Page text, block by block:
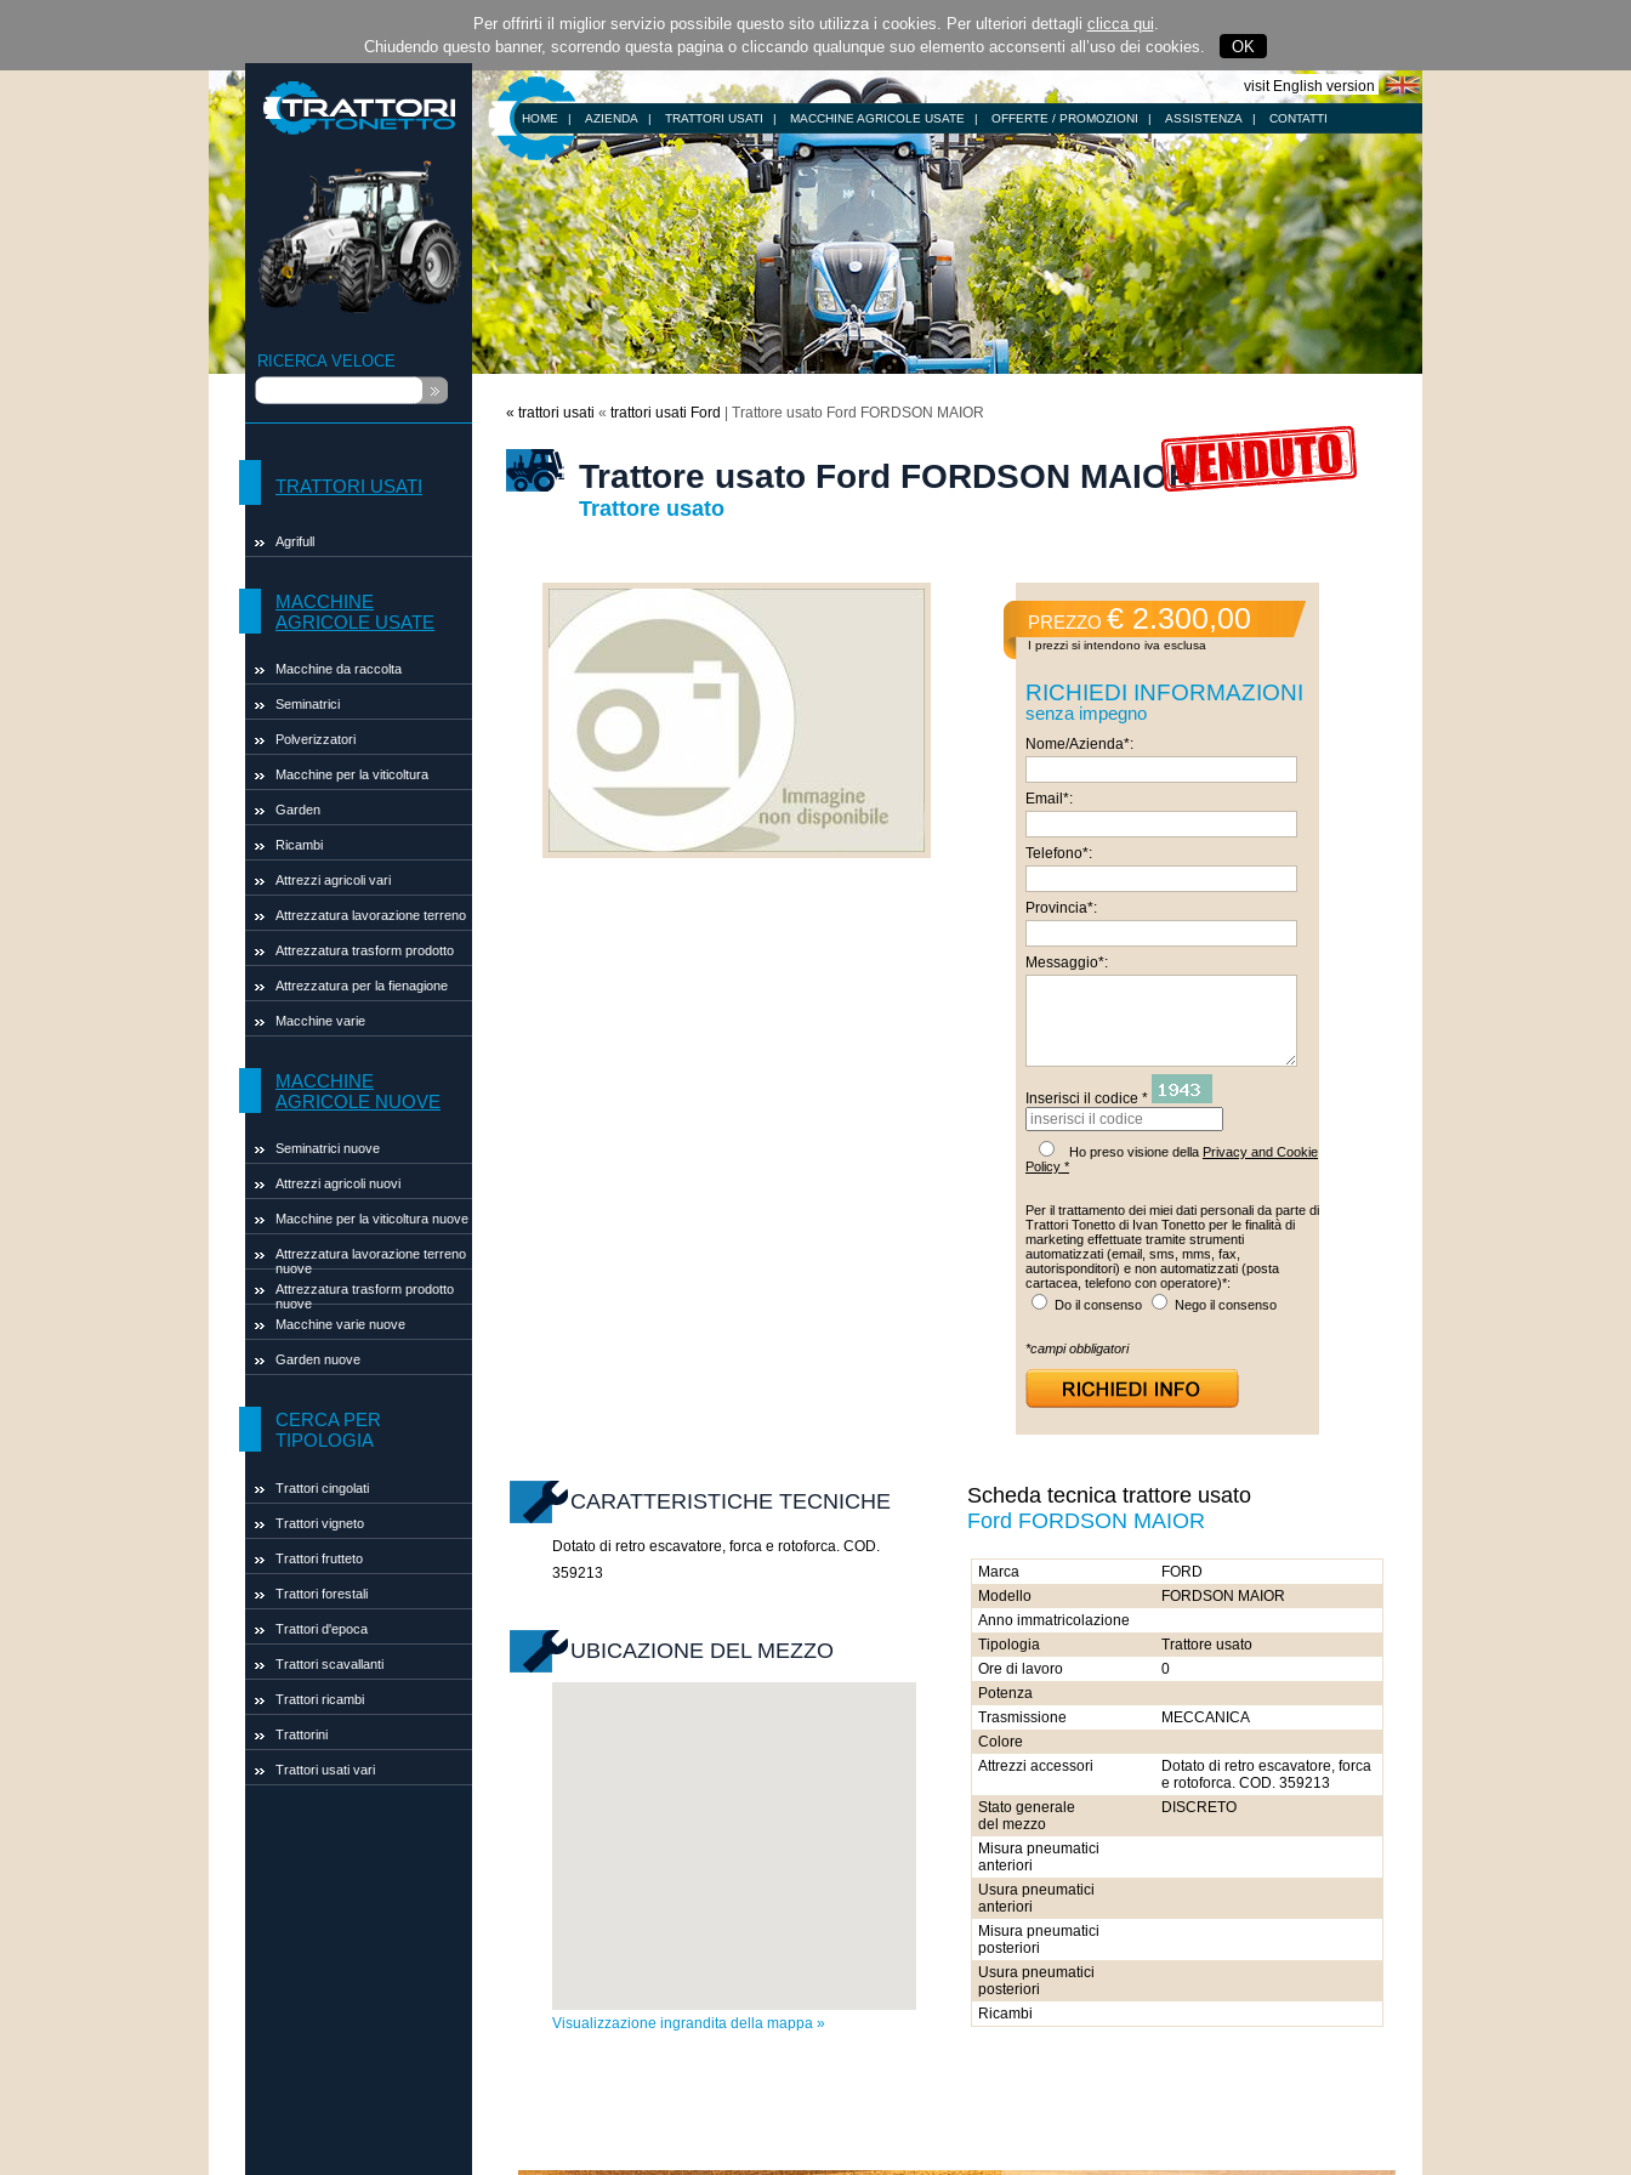
Per offrirti il miglior servizio possibile questo sito utilizza i cookies. Per ulteriori dettagli clicca qui.
Chiudendo questo banner, scorrendo questa pagina o cliccando qualunque suo elemento acconsenti all’uso dei cookies.
OK
visit English version
HOME | AZIENDA | TRATTORI USATI | MACCHINE AGRICOLE USATE | OFFERTE / PROMOZIONI | ASSISTENZA | CONTATTI
RICERCA VELOCE
TRATTORI USATI
Agrifull
MACCHINE
AGRICOLE USATE
Macchine da raccolta
Seminatrici
Polverizzatori
Macchine per la viticoltura
Garden
Ricambi
Attrezzi agricoli vari
Attrezzatura lavorazione terreno
Attrezzatura trasform prodotto
Attrezzatura per la fienagione
Macchine varie
MACCHINE
AGRICOLE NUOVE
Seminatrici nuove
Attrezzi agricoli nuovi
Macchine per la viticoltura nuove
Attrezzatura lavorazione terreno
nuove
Attrezzatura trasform prodotto
nuove
Macchine varie nuove
Garden nuove
CERCA PER
TIPOLOGIA
Trattori cingolati
Trattori vigneto
Trattori frutteto
Trattori forestali
Trattori d'epoca
Trattori scavallanti
Trattori ricambi
Trattorini
Trattori usati vari
« trattori usati « trattori usati Ford | Trattore usato Ford FORDSON MAIOR
Trattore usato Ford FORDSON MAIOR
Trattore usato
PREZZO € 2.300,00
I prezzi si intendono iva esclusa
RICHIEDI INFORMAZIONI
senza impegno
Nome/Azienda*:
Email*:
Telefono*:
Provincia*:
Messaggio*:
Inserisci il codice *
Ho preso visione della Privacy and Cookie
Policy *
Per il trattamento dei miei dati personali da parte di
Trattori Tonetto di Ivan Tonetto per le finalità di
marketing effettuate tramite strumenti
automatizzati (email, sms, mms, fax,
autorisponditori) e non automatizzati (posta
cartacea, telefono con operatore)*:
Do il consenso
Nego il consenso
*campi obbligatori
CARATTERISTICHE TECNICHE
Dotato di retro escavatore, forca e rotoforca. COD.
359213
UBICAZIONE DEL MEZZO
Visualizzazione ingrandita della mappa »
Scheda tecnica trattore usato
Ford FORDSON MAIOR
Marca
FORD
Modello
FORDSON MAIOR
Anno immatricolazione
Tipologia
Trattore usato
Ore di lavoro
0
Potenza
Trasmissione
MECCANICA
Colore
Attrezzi accessori
Dotato di retro escavatore, forca
e rotoforca. COD. 359213
Stato generale
del mezzo
DISCRETO
Misura pneumatici
anteriori
Usura pneumatici
anteriori
Misura pneumatici
posteriori
Usura pneumatici
posteriori
Ricambi